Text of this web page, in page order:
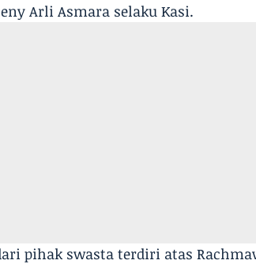
Arli Asmara selaku Kasi.
pihak swasta terdiri atas